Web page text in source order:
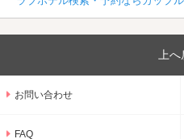
上へ
お問い合わせ
FAQ